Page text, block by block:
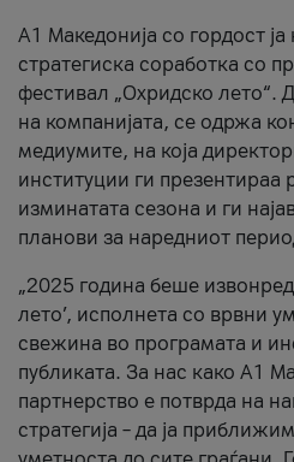
A1 Македонија со гордост
стратегиска соработка со
фестивал „Охридско лето“.
на компанијата, се одржа
медиумите, на која
институции ги презентираа
изминатата сезона и ги
планови за наредниот
„2025 година беше
лето’, исполнета со врвни
свежина во програмата и
публиката. За нас како A1
партнерство е потврда на
стратегија – да ја